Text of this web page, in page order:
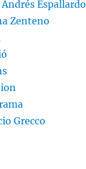
Espallardo
Zenteno
Grecco